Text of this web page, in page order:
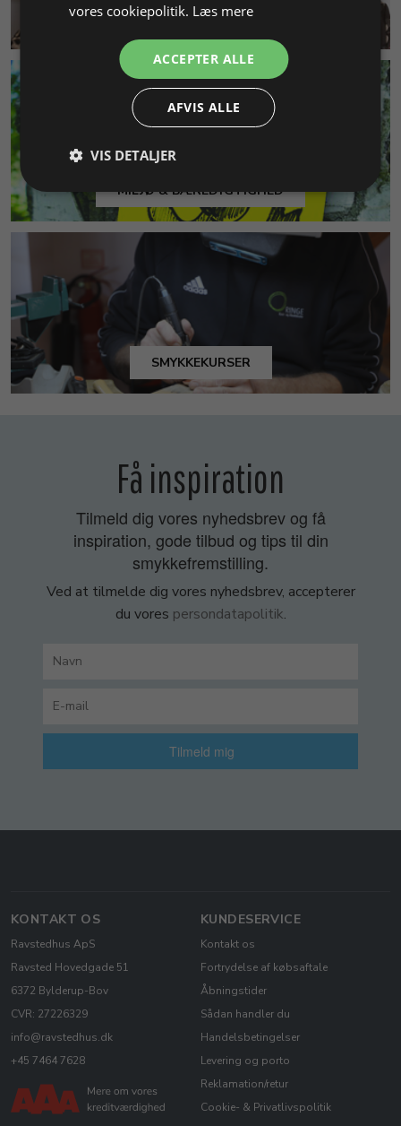
KUNDESERVICE
MILJØ & BÆREDYGTIGHED
SMYKKEKURSER
Få inspiration
Tilmeld dig vores nyhedsbrev og få
inspiration, gode tilbud og tips til din
smykkefremstilling.
Ved at tilmelde dig vores nyhedsbrev, accepterer
du vores persondatapolitik.
Tilmeld mig
KONTAKT OS
Ravstedhus ApS
Ravsted Hovedgade 51
6372 Bylderup-Bov
CVR: 27226329
info@ravstedhus.dk
+45 7464 7628
KUNDESERVICE
Kontakt os
Fortrydelse af købsaftale
Åbningstider
Sådan handler du
Handelsbetingelser
Levering og porto
Reklamation/retur
Cookie- & Privatlivspolitik
vores cookiepolitik. Læs mere
ACCEPTER ALLE
AFVIS ALLE
VIS DETALJER